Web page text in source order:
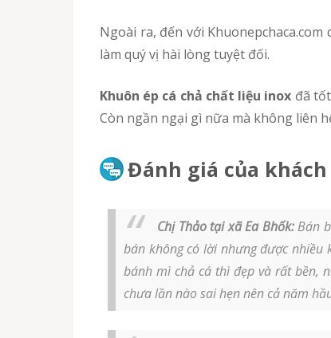
Ngoài ra, đến với Khuonepchaca.com quý khách có thể mua khuôn ép chả cá với giá ưu đãi hấp dẫn. Chính sách bán sỉ của Khuonepchaca.com sẽ
làm quý vị hài lòng tuyệt đối.
Khuôn ép cá chả chất liệu inox đã
Còn ngần ngại gì nữa mà không liên
Đánh giá của
Chị Thảo tại xã Ea Bhốk:Bán
bán không có lời nhưng được nhiều
bánh mì chả cá thì đẹp và rất bền,
chưa lần nào sai hẹn nên cả năm